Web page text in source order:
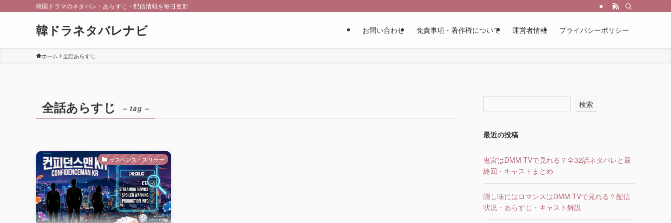
韓国ドラマのネタバレ・あらすじ・配信情報を毎日更新
韓ドラネタバレナビ お問い合わせ 免責事項・著作権について 運営者情報 プライバシーポリシー
ホーム 全話あらすじ
全話あらすじ – tag –
サスペンス・スリラー
検索
最近の投稿
鬼宮はDMM TVで見れる？全32話ネタバレと最
終回・キャストまとめ
隠し味にはロマンスはDMM TVで見れる？配信
状況・あらすじ・キャスト解説